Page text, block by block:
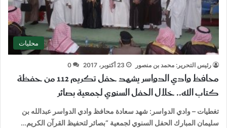
محليات
رئيس التحرير: محمد بن منصور 23 أكتوبر، 2017 0
محافظ وادي الدواسر يشهد حفل تكريم 112 من حفظة
كتاب الله.. خلال الحفل السنوي لجمعية بصائر
تغطيات – وادي الدواسر: شهد سعادة محافظ وادي الدواسر عبدالله بن
سليمان المبارك الحفل السنوي لجمعية “بصائر لتحفيظ القرآن الكريم…